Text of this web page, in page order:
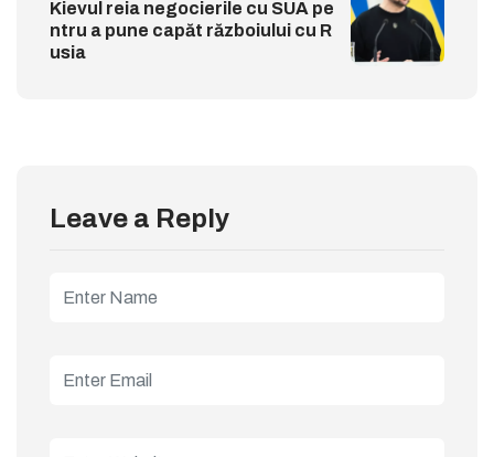
Kievul reia negocierile cu SUA pe
ntru a pune capăt războiului cu R
usia
Leave a Reply